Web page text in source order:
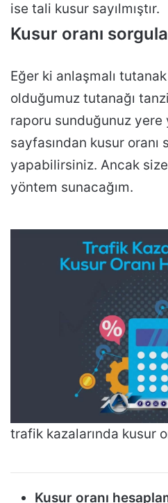
ise tali kusur sayılmıştır.
Kusur oranı
Eğer ki anlaşmalı
olduğumuz tutanağı
raporu sunduğunuz
sayfasından kusur oranı
yapabilirsiniz. Ancak
yöntem sunacağım.
trafik kazalarında kusur
Kusur oranı